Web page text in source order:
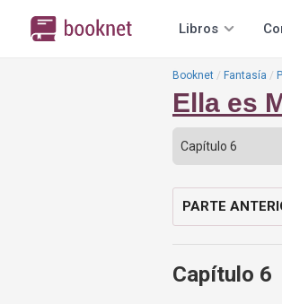
Libros
Booknet Fantasía
Ella es
PARTE
Capítulo 6